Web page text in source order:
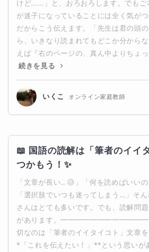
けど……」と、おろおろします。でもご
が迷子になっていることには全く気がつ
だからこう伝えます。「先生は君の頭
ら、いきなり読まれてもどこか分から
えば『右のページの、真ん中よりちょ
続きを見る
いくこ オンライン家庭教師
📖 国語の読解は「筆者のイイ
つかもう！✨
「文章が長い…😥」「何を読めばいい
「選択肢でいつも迷ってしまう…」そ
さんはとても多いです。でも、読解問
があります。
切なのは「筆者のイイタイコト」文章
*「これを伝えたい！」**という思いが